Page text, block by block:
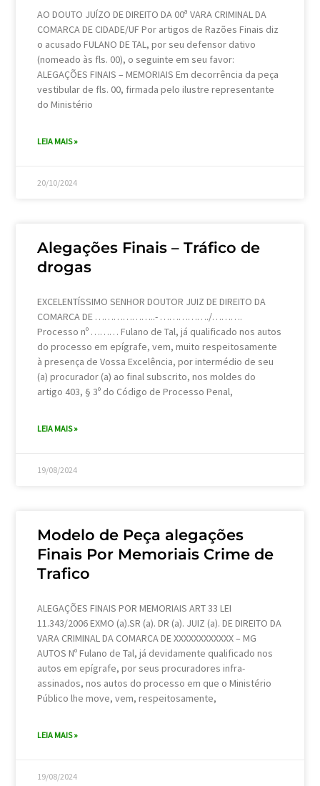
AO DOUTO JUÍZO DE DIREITO DA 00ª VARA CRIMINAL DA
COMARCA DE CIDADE/UF Por artigos de Razões Finais diz
o acusado FULANO DE TAL, por seu defensor dativo
(nomeado às fls. 00), o seguinte em seu favor:
ALEGAÇÕES FINAIS – MEMORIAIS Em decorrência da peça
vestibular de fls. 00, firmada pelo ilustre representante
do Ministério
LEIA MAIS »
20/10/2024
Alegações Finais – Tráfico de
drogas
EXCELENTÍSSIMO SENHOR DOUTOR JUIZ DE DIREITO DA
COMARCA DE ………………..- ……………./……….
Processo nº ……… Fulano de Tal, já qualificado nos autos
do processo em epígrafe, vem, muito respeitosamente
à presença de Vossa Excelência, por intermédio de seu
(a) procurador (a) ao final subscrito, nos moldes do
artigo 403, § 3º do Código de Processo Penal,
LEIA MAIS »
19/08/2024
Modelo de Peça alegações
Finais Por Memoriais Crime de
Trafico
ALEGAÇÕES FINAIS POR MEMORIAIS ART 33 LEI
11.343/2006 EXMO (a).SR (a). DR (a). JUIZ (a). DE DIREITO DA
VARA CRIMINAL DA COMARCA DE XXXXXXXXXXXX – MG
AUTOS Nº Fulano de Tal, já devidamente qualificado nos
autos em epígrafe, por seus procuradores infra-
assinados, nos autos do processo em que o Ministério
Público lhe move, vem, respeitosamente,
LEIA MAIS »
19/08/2024